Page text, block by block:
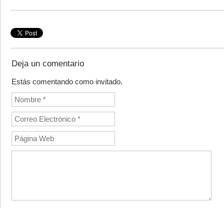
Deja un comentario
Estás comentando como invitado.